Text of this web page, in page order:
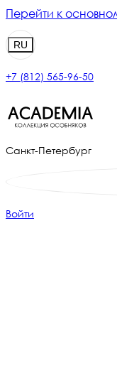
Перейти к
RU
+7 (812) 565-96-50
Санкт-Петербург
Войти